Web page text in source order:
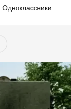
Одноклассники